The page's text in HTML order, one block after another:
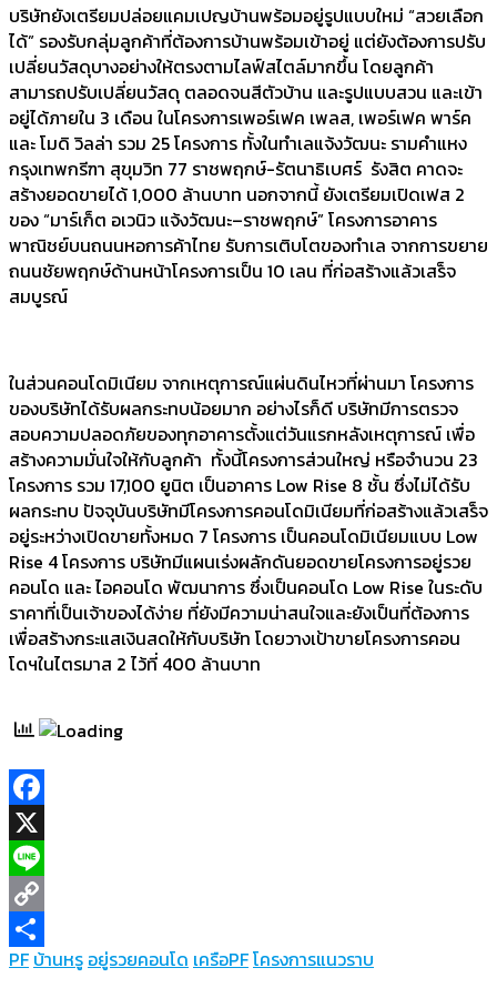
บริษัทยังเตรียมปล่อยแคมเปญบ้านพร้อมอยู่รูปแบบใหม่ “สวยเลือก
ได้” รองรับกลุ่มลูกค้าที่ต้องการบ้านพร้อมเข้าอยู่ แต่ยังต้องการปรับ
เปลี่ยนวัสดุบางอย่างให้ตรงตามไลฟ์สไตล์มากขึ้น โดยลูกค้า
สามารถปรับเปลี่ยนวัสดุ ตลอดจนสีตัวบ้าน และรูปแบบสวน และเข้า
อยู่ได้ภายใน 3 เดือน ในโครงการเพอร์เฟค เพลส, เพอร์เฟค พาร์ค
และ โมดิ วิลล่า รวม 25 โครงการ ทั้งในทำเลแจ้งวัฒนะ รามคำแหง
กรุงเทพกรีฑา สุขุมวิท 77 ราชพฤกษ์-รัตนาธิเบศร์ รังสิต คาดจะ
สร้างยอดขายได้ 1,000 ล้านบาท นอกจากนี้ ยังเตรียมเปิดเฟส 2
ของ “มาร์เก็ต อเวนิว แจ้งวัฒนะ–ราชพฤกษ์” โครงการอาคาร
พาณิชย์บนถนนหอการค้าไทย รับการเติบโตของทำเล จากการขยาย
ถนนชัยพฤกษ์ด้านหน้าโครงการเป็น 10 เลน ที่ก่อสร้างแล้วเสร็จ
สมบูรณ์
ในส่วนคอนโดมิเนียม จากเหตุการณ์แผ่นดินไหวที่ผ่านมา โครงการ
ของบริษัทได้รับผลกระทบน้อยมาก อย่างไรก็ดี บริษัทมีการตรวจ
สอบความปลอดภัยของทุกอาคารตั้งแต่วันแรกหลังเหตุการณ์ เพื่อ
สร้างความมั่นใจให้กับลูกค้า ทั้งนี้โครงการส่วนใหญ่ หรือจำนวน 23
โครงการ รวม 17,100 ยูนิต เป็นอาคาร Low Rise 8 ชั้น ซึ่งไม่ได้รับ
ผลกระทบ ปัจจุบันบริษัทมีโครงการคอนโดมิเนียมที่ก่อสร้างแล้วเสร็จ
อยู่ระหว่างเปิดขายทั้งหมด 7 โครงการ เป็นคอนโดมิเนียมแบบ Low
Rise 4 โครงการ บริษัทมีแผนเร่งผลักดันยอดขายโครงการอยู่รวย
คอนโด และ ไอคอนโด พัฒนาการ ซึ่งเป็นคอนโด Low Rise ในระดับ
ราคาที่เป็นเจ้าของได้ง่าย ที่ยังมีความน่าสนใจและยังเป็นที่ต้องการ
เพื่อสร้างกระแสเงินสดให้กับบริษัท โดยวางเป้าขายโครงการคอน
โดฯในไตรมาส 2 ไว้ที่ 400 ล้านบาท
Facebook
X
Line
Copy
Link
Share
PF บ้านหรู อยู่รวยคอนโด เครือPFโครงการแนวราบ